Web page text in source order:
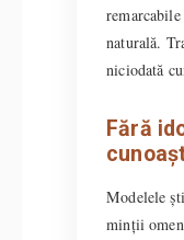
naturală.
niciodată
Fără
Modelele
minții